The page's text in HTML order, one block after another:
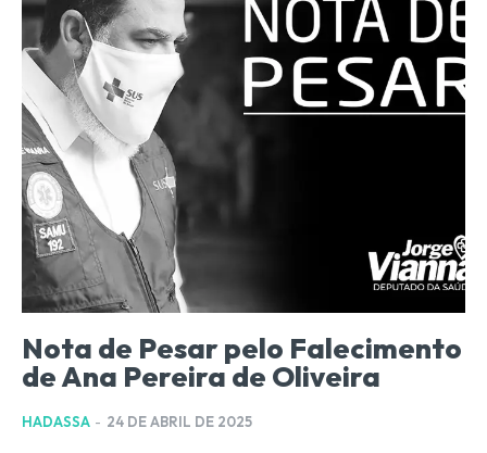
Nota de Pesar pelo Falecimento
de Ana Pereira de Oliveira
HADASSA - 24 DE ABRIL DE 2025